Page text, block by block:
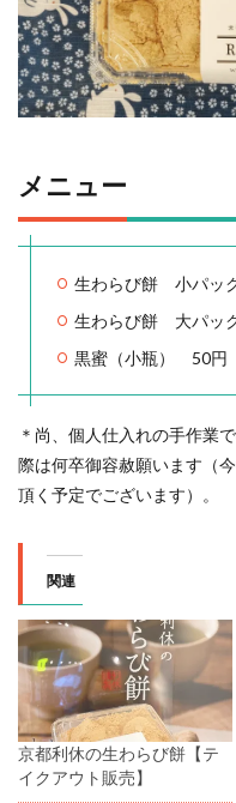
メニュー
生わらび餅 小パッ
生わらび餅 大パッ
黒蜜（小瓶） 50円
＊尚、個人仕入れの手作業
際は何卒御容赦願います（
頂く予定でございます）。
関連
京都利休の生わらび餅【テ
イクアウト販売】